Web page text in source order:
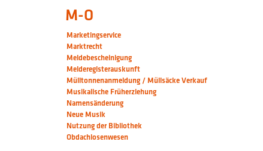
M-O
Marketingservice
Marktrecht
Meldebescheinigung
Melderegisterauskunft
Mülltonnenanmeldung / Müllsäcke Verkauf
Musikalische Früherziehung
Namensänderung
Neue Musik
Nutzung der Bibliothek
Obdachlosenwesen